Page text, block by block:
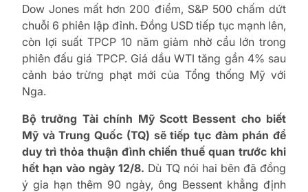
Dow Jones mất hơn 200 điểm, S&P 500 chấm dứt
chuỗi 6 phiên lập đỉnh. Đồng USD tiếp tục mạnh lên,
còn lợi suất TPCP 10 năm giảm nhờ cầu lớn trong
phiên đấu giá TPCP. Giá dầu WTI tăng gần 4% sau
cảnh báo trừng phạt mới của Tổng thống Mỹ với
Nga.
Bộ trưởng Tài chính Mỹ Scott Bessent cho biết
Mỹ và Trung Quốc (TQ) sẽ tiếp tục đàm phán để
duy trì thỏa thuận đình chiến thuế quan trước khi
hết hạn vào ngày 12/8. Dù TQ nói hai bên đã đồng
ý gia hạn thêm 90 ngày, ông Bessent khẳng định